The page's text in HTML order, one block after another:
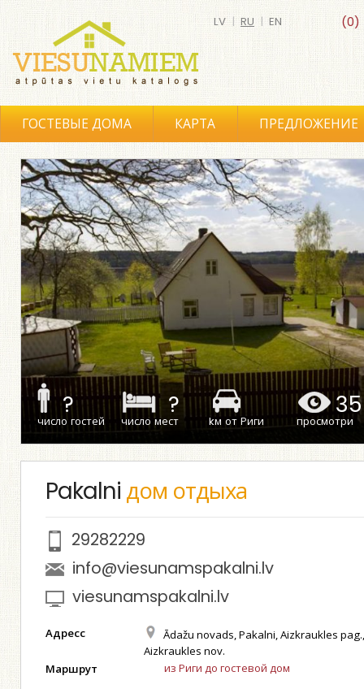
(0)
LV | RU | EN
ГОСТЕВЫЕ ДОМА КАРТА ПРЕДЛОЖЕНИЕ
?
число гостей
?
число мест kм от Риги просмотри
Pakalni дом отдыха
29282229
info@viesunamspakalni.lv
viesunamspakalni.lv
Адресс
Ādažu novads, Pakalni, Aizkraukles
Aizkraukles nov.
Маршрут из Риги до гостевой дом